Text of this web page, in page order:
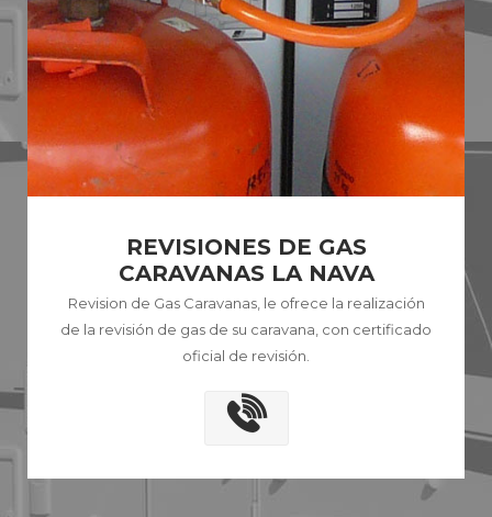
REVISIONES DE GAS
CARAVANAS LA NAVA
Revision de Gas Caravanas, le ofrece la realización
de la revisión de gas de su caravana, con certificado
oficial de revisión.